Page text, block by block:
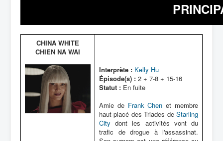
CHINA WHITE
CHIEN NA WAI
Interprète : Kelly Hu
Épisode(s) : 2 + 7-8 + 15-16
Statut : En fuite
Amie de Frank Chen et membre
haut-placé des Triades de Starling
City dont les activités vont du
trafic de drogue à l'assassinat.